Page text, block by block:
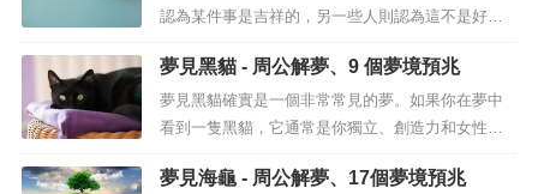
關。有時，它反映了夢者的情感部分以及他們與親
近的人的關係。我們夢中的麵包也與精神...
認為某件事是吉祥的，另一些人則認為這不是好消
息，或者它甚至宣佈了壞情況的到來。但是，當你
夢見他們給你錢時，這實際上意味著什麼呢？夢見
他們給你錢夢見錢總是很常見的，有時，尤其是在
損失或負面情緒的情況下，它們可能意味著你在現
實生活中感到脆弱或不快樂，但通常相同...
夢見黑貓 - 周公解夢、9 個夢境預兆
夢見黑貓確實是一個非常常見的夢。如果你在夢中
看到一隻黑貓，它通常是你獨立、創造力和女性的
象徵。有時，這些夢也可能與厄運有關，但它們是
與特定夢境相關的情況。在我們的文章中發現夢見
夢見海龜 - 周公解夢、17個夢境預兆